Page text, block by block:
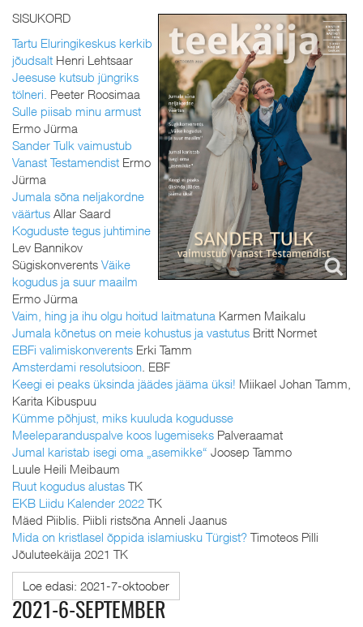
SISUKORD
Tartu Eluringikeskus kerkib
jõudsalt Henri Lehtsaar
Jeesuse kutsub jüngriks
tölneri. Peeter Roosimaa
Sulle piisab minu armust
Ermo Jürma
Sander Tulk vaimustub
Vanast Testamendist Ermo
Jürma
Jumala sõna neljakordne
väärtus Allar Saard
Koguduste tegus juhtimine
Lev Bannikov
Sügiskonverents Väike
kogudus ja suur maailm
Ermo Jürma
Vaim, hing ja ihu olgu hoitud laitmatuna Karmen Maikalu
Jumala kõnetus on meie kohustus ja vastutus Britt Normet
EBFi valimiskonverents Erki Tamm
Amsterdami resolutsioon . EBF
Keegi ei peaks üksinda jäädes jääma üksi! Miikael Johan Tamm,
Karita Kibuspuu
Kümme põhjust, miks kuuluda kogudusse
Meeleparanduspalve koos lugemiseks Palveraamat
Jumal karistab isegi oma „asemikke“ Joosep Tammo
Luule Heili Meibaum
Ruut kogudus alustas TK
EKB Liidu Kalender 2022 TK
Mäed Piiblis. Piibli ristsõna Anneli Jaanus
Mida on kristlasel õppida islamiusku Türgist? Timoteos Pilli
Jõuluteekäija 2021 TK
Loe edasi: 2021-7-oktoober
2021-6-SEPTEMBER